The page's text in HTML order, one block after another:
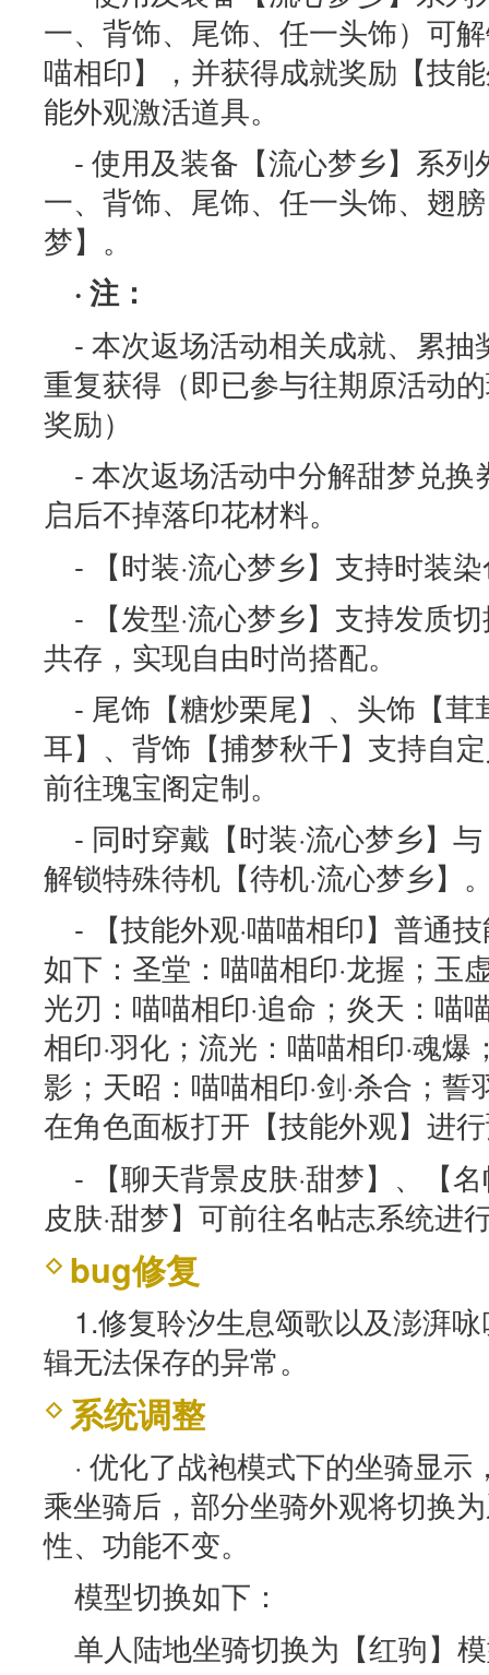
一、背饰、尾饰、任一头饰）可
喵相印】，并获得成就奖励【技
能外观激活道具。
- 使用及装备【流心梦乡】系
一、背饰、尾饰、任一头饰、翅
梦】。
· 注：
- 本次返场活动相关成就、累
重复获得（即已参与往期原活动
奖励）
- 本次返场活动中分解甜梦兑
启后不掉落印花材料。
- 【时装·流心梦乡】支持时装
- 【发型·流心梦乡】支持发质
共存，实现自由时尚搭配。
- 尾饰【糖炒栗尾】、头饰【
耳】、背饰【捕梦秋千】支持自
前往瑰宝阁定制。
- 同时穿戴【时装·流心梦乡】
解锁特殊待机【待机·流心梦乡】
- 【技能外观·喵喵相印】普通
如下：圣堂：喵喵相印·龙握；玉
光刃：喵喵相印·追命；炎天：喵
相印·羽化；流光：喵喵相印·魂爆
影；天昭：喵喵相印·剑·杀合；誓
在角色面板打开【技能外观】进
- 【聊天背景皮肤·甜梦】、【
皮肤·甜梦】可前往名帖志系统进
bug修复
1.修复聆汐生息颂歌以及澎湃
辑无法保存的异常。
系统调整
· 优化了战袍模式下的坐骑显
乘坐骑后，部分坐骑外观将切换
性、功能不变。
模型切换如下：
单人陆地坐骑切换为【红驹】